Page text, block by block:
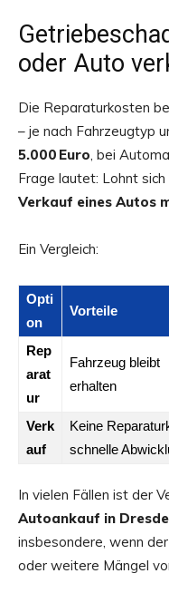
oder Auto
Die Reparaturkosten
– je nach Fahrzeugtyp
5.000 Euro , bei
Frage lautet: Lohnt
Verkauf eines Autos
Ein Vergleich:
Opti
on
Vorteile
Rep
arat
ur
Fahrzeug bleibt
erhalten
Verk
auf
Keine
schnelle
In vielen Fällen ist der
Autoankauf in
insbesondere, wenn
oder weitere Mängel